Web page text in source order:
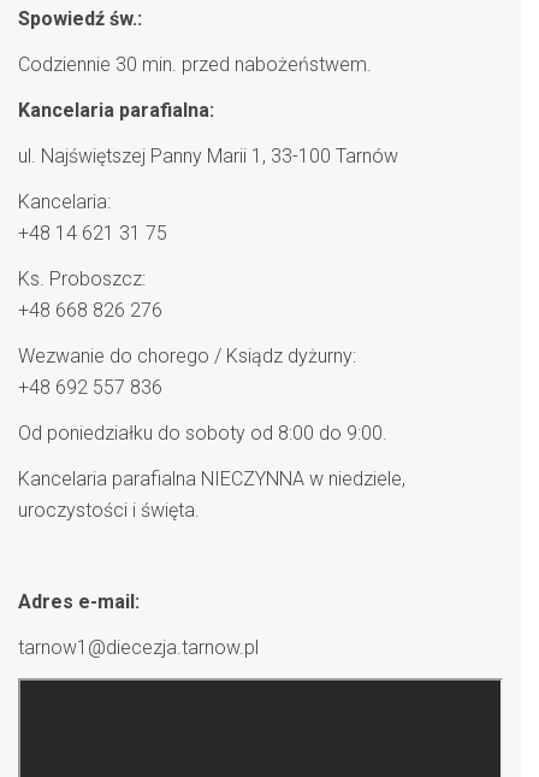
Spowiedź św.:
Codziennie 30 min. przed nabożeństwem.
Kancelaria parafialna:
ul. Najświętszej Panny Marii 1, 33-100 Tarnów
Kancelaria:
+48 14 621 31 75
Ks. Proboszcz:
+48 668 826 276
Wezwanie do chorego / Ksiądz dyżurny:
+48 692 557 836
Od poniedziałku do soboty od 8:00 do 9:00.
Kancelaria parafialna NIECZYNNA w niedziele,
uroczystości i święta.
Adres e-mail:
tarnow1@diecezja.tarnow.pl